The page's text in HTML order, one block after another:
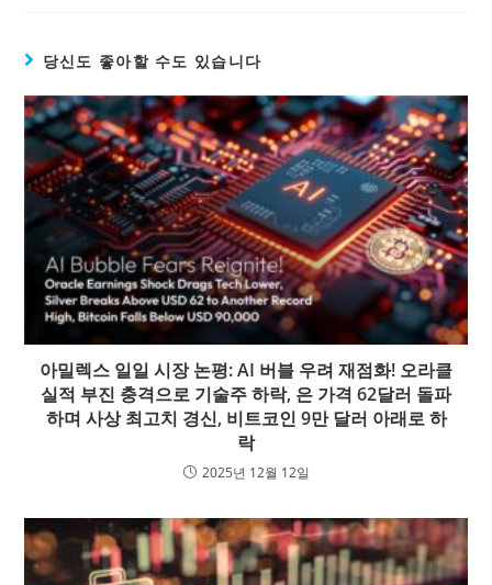
당신도 좋아할 수도 있습니다
아밀렉스 일일 시장 논평: AI 버블 우려 재점화! 오라클
실적 부진 충격으로 기술주 하락, 은 가격 62달러 돌파
하며 사상 최고치 경신, 비트코인 9만 달러 아래로 하
락
2025년 12월 12일